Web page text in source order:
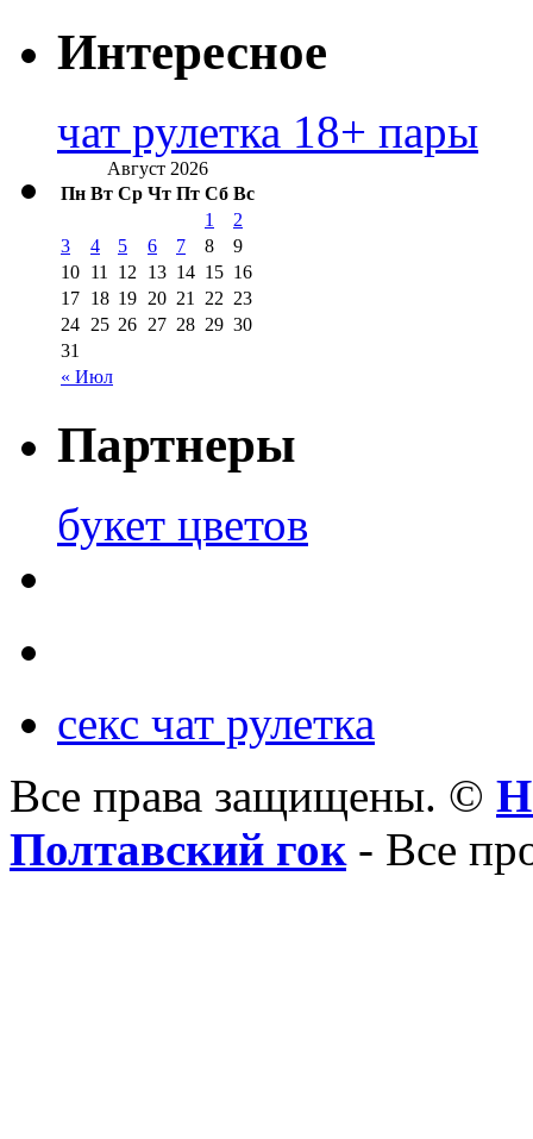
Интересное
чат рулетка 18+ пары
Август 2026
Пн Вт Ср Чт Пт Сб Вс
« Июл
1
2
3
4 5 6 7 8
9
10 11 12 13 14 15 16
17 18 19 20 21 22 23
24 25 26 27 28 29 30
31
Партнеры
букет цветов
секс чат рулетка
Все права защищены. ©
Полтавский гок- Все